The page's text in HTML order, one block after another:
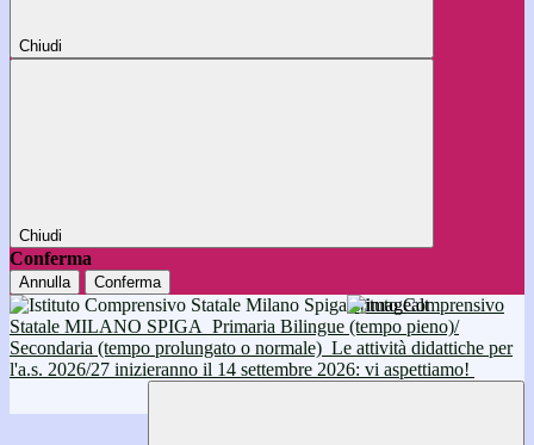
Chiudi
Chiudi
Conferma
Annulla Conferma
Istituto Comprensivo
Statale MILANO SPIGA Primaria Bilingue (tempo pieno)/
Secondaria (tempo prolungato o normale) Le attività didattiche per
l'a.s. 2026/27 inizieranno il 14 settembre 2026: vi aspettiamo!